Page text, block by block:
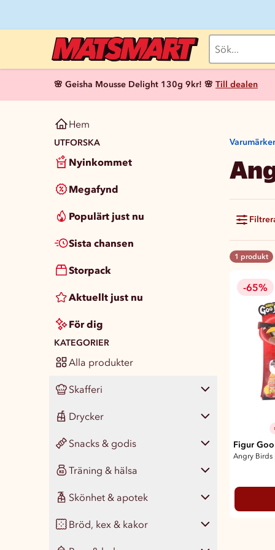
🌸 Geisha Mousse Delight 130g 9kr! 🌸 Till dealen
Hem
UTFORSKA
Nyinkommet
Megafynd
Populärt just nu
Sista chansen
Storpack
Aktuellt just nu
För dig
KATEGORIER
Alla produkter
Skafferi
Visa alla 462
Pasta, ris & matgryn 33
Konserver 64
Färdigmat 46
Kryddor & smaksättare 75
Drycker
Visa alla 139
Läsk 46
Vatten 23
Juice, smoothie & saft 17
Snacks & godis
Visa alla 426
Chips & snacks 77
Nötter & naturgodis 41
Träning & hälsa
Visa alla 132
Måltidsersättning 14
Skönhet & apotek
Visa alla 344
Bröd, kex & kakor
1 produkt
-65%
Figur
Angry Birds